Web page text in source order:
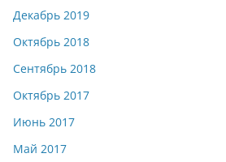
Декабрь 2019
Октябрь 2018
Сентябрь 2018
Октябрь 2017
Июнь 2017
Май 2017